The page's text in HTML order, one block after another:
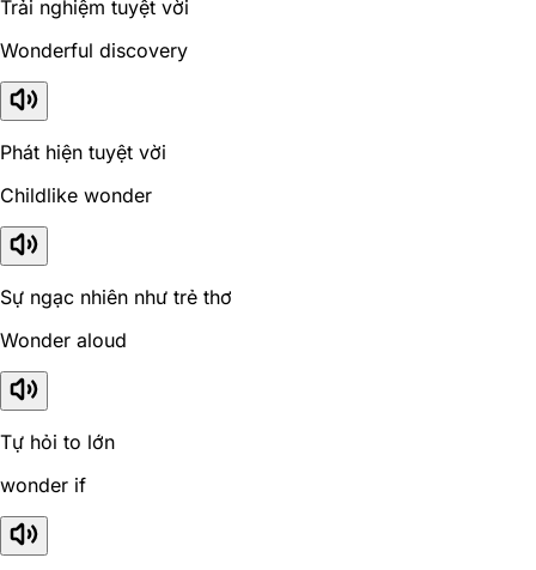
Trải nghiệm tuyệt vời
Wonderful discovery
Phát hiện tuyệt vời
Childlike wonder
Sự ngạc nhiên như trẻ thơ
Wonder aloud
Tự hỏi to lớn
wonder if